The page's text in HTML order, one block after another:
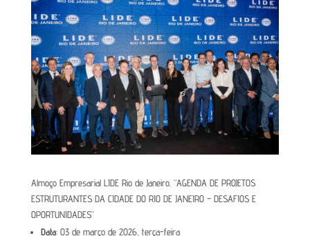
Almoço Empresarial LIDE Rio de Janeiro. “AGENDA DE PROJETOS
ESTRUTURANTES DA CIDADE DO RIO DE JANEIRO – DESAFIOS E
OPORTUNIDADES”
Data: 03 de março de 2026, terça-feira